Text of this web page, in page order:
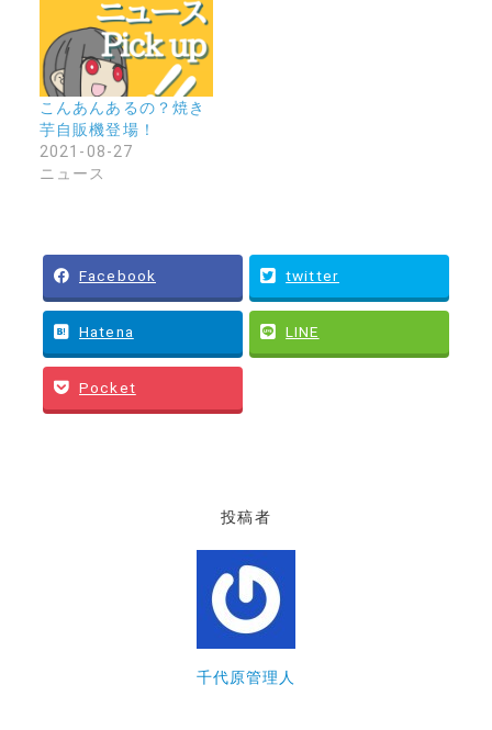
こんあんあるの？焼き
芋自販機登場！
2021-08-27
ニュース
Facebook twitter
Hatena LINE
Pocket
投稿者
千代原管理人